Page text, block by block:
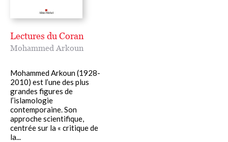
Lectures du Coran
Mohammed Arkoun
Mohammed Arkoun (1928-
2010) est l’une des plus
grandes figures de
l’islamologie
contemporaine. Son
approche scientifique,
centrée sur la « critique de
la...